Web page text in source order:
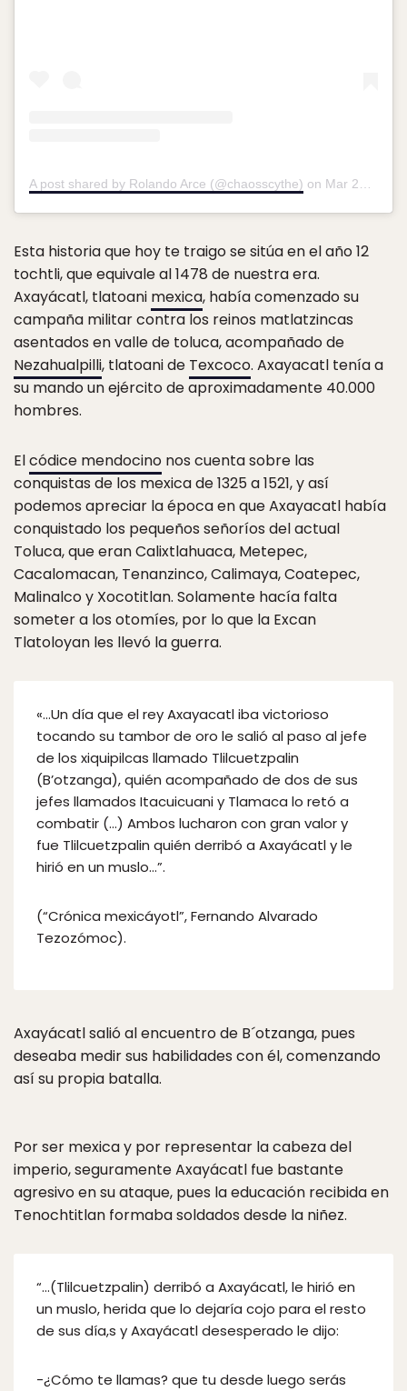
A post shared by Rolando Arce (@chaosscythe) on Mar 21, 2017 at 1:19pm PDT
Esta historia que hoy te traigo se sitúa en el año 12
tochtli, que equivale al 1478 de nuestra era.
Axayácatl, tlatoani mexica, había comenzado su
campaña militar contra los reinos matlatzincas
asentados en valle de toluca, acompañado de
Nezahualpilli, tlatoani de Texcoco. Axayacatl tenía a
su mando un ejército de aproximadamente 40.000
hombres.
Elcódice mendocino nos cuenta sobre las
conquistas de los mexica de 1325 a 1521, y así
podemos apreciar la época en que Axayacatl había
conquistado los pequeños señoríos del actual
Toluca, que eran Calixtlahuaca, Metepec,
Cacalomacan, Tenanzinco, Calimaya, Coatepec,
Malinalco y Xocotitlan. Solamente hacía falta
someter a los otomíes, por lo que la Excan
Tlatoloyan les llevó la guerra.
«…Un día que el rey Axayacatl iba victorioso
tocando su tambor de oro le salió al paso al jefe
de los xiquipilcas llamado Tlilcuetzpalin
(B’otzanga), quién acompañado de dos de sus
jefes llamados Itacuicuani y Tlamaca lo retó a
combatir (…) Ambos lucharon con gran valor y
fue Tlilcuetzpalin quién derribó a Axayácatl y le
hirió en un muslo…”.
(“Crónica mexicáyotl”, Fernando Alvarado
Tezozómoc).
Axayácatl salió al encuentro de B´otzanga, pues
deseaba medir sus habilidades con él, comenzando
así su propia batalla.
Por ser mexica y por representar la cabeza del
imperio, seguramente Axayácatl fue bastante
agresivo en su ataque, pues la educación recibida en
Tenochtitlan formaba soldados desde la niñez.
“…(Tlilcuetzpalin) derribó a Axayácatl, le hirió en
un muslo, herida que lo dejaría cojo para el resto
de sus día,s y Axayácatl desesperado le dijo:
-¿Cómo te llamas? que tu desde luego serás